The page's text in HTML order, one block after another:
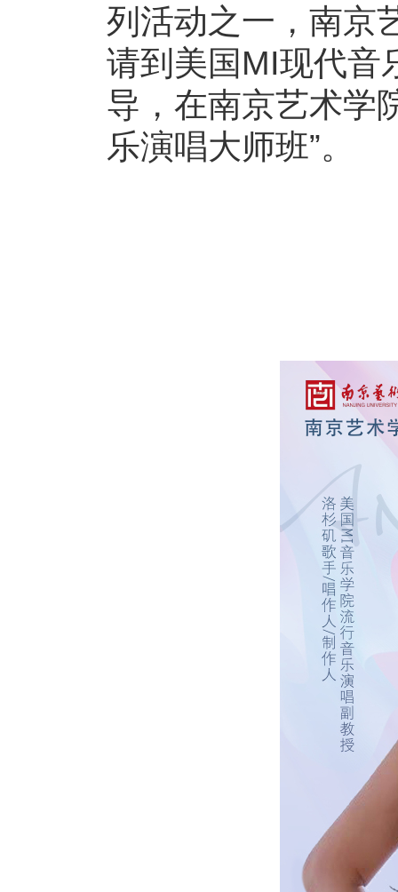
列活动之一，南京
请到美国MI现代音
导，在南京艺术学
乐演唱大师班”。